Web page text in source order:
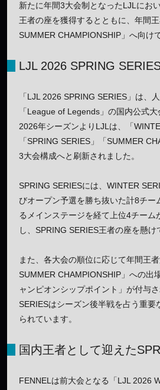
新たに年間3大会制となったLJLにお
王者の座を獲得するとともに、年間
SUMMER CHAMPIONSHIP」へ向け
LJL 2026 SPRING
「LJL 2026 SPRING SERIES」は、
「League of Legends」の国内公式大
2026年シーズンよりLJLは、「
「SPRING SERIES」「SUMMER
3大会構成へと刷新されました。
SPRING SERIESには、WINTER
びオープン予選を勝ち抜いた計8チー
るメインステージを経て上位4チーム
し、SPRING SERIES王者の座を懸け
また、各大会の順位に応じて年間王
SUMMER CHAMPIONSHIP」への出
ャンピオンシップポイント」が付与
SERIESはシーズン後半戦を占う重要
られています。
国内王者として迎えた
FENNELは前大会となる「LJL 2026